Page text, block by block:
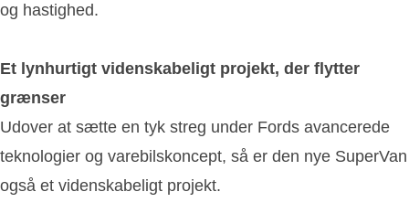
og hastighed.
Et lynhurtigt videnskabeligt projekt, der flytter
grænser
Udover at sætte en tyk streg under Fords avancerede
teknologier og varebilskoncept, så er den nye SuperVan
også et videnskabeligt projekt.